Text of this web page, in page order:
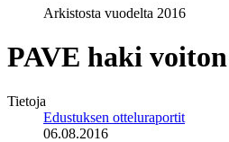
Arkistosta vuodelta 2016
PAVE haki
Tietoja
Edustuksen otteluraportit
06.08.2016